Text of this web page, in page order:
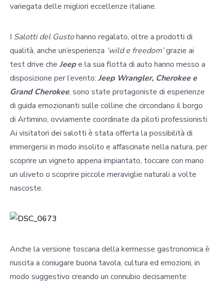
variegata delle migliori eccellenze italiane.
I Salotti del Gustohanno regalato, oltre a prodotti di
qualità, anche un’esperienza ‘wild e freedom’grazie ai
test drive che Jeepe la sua flotta di auto hanno messo a
disposizione per l’evento: Jeep Wrangler, Cherokee e
Grand Cherokee, sono state protagoniste di esperienze
di guida emozionanti sulle colline che circondano il borgo
di Artimino, ovviamente coordinate da piloti professionisti.
Ai visitatori dei salotti è stata offerta la possibilità di
immergersi in modo insolito e affascinate nella natura, per
scoprire un vigneto appena impiantato, toccare con mano
un uliveto o scoprire piccole meraviglie naturali a volte
nascoste.
Anche la versione toscana della kermesse gastronomica è
riuscita a coniugare buona tavola, cultura ed emozioni, in
modo suggestivo creando un connubio decisamente